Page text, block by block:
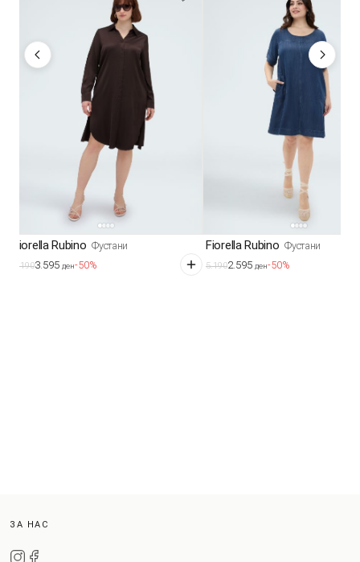
Fiorella Rubino Фустани
7.1903.595 ден-50%
Fiorella Rubino Фустани
5.1902.595 ден-50%
ЗА НАС